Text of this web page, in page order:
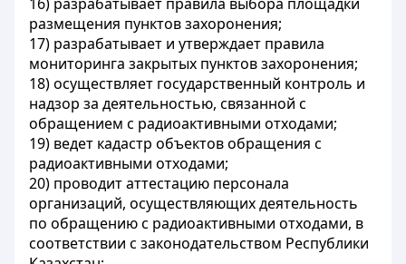
размещения пунктов захоронения;
17) разрабатывает и утверждает правила
мониторинга закрытых пунктов захоронения;
18) осуществляет государственный контроль и
надзор за деятельностью, связанной с
обращением с радиоактивными отходами;
19) ведет кадастр объектов обращения с
радиоактивными отходами;
20) проводит аттестацию персонала
организаций, осуществляющих деятельность
по обращению с радиоактивными отходами, в
соответствии с законодательством Республики